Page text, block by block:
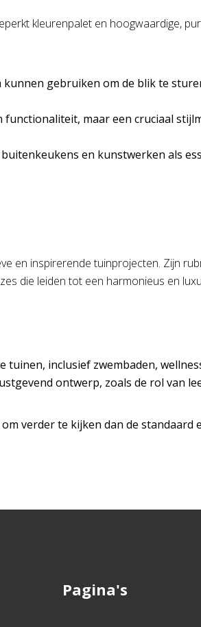
kleurenpalet en hoogwaardige,
gebruiken om de blik te
maar een cruciaal
en kunstwerken als
en inspirerende tuinprojecten. Zijn
die leiden tot een harmonieus en
inclusief zwembaden,
ontwerp, zoals de rol van
verder te kijken dan de
Pagina's